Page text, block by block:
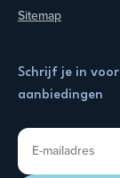
Sitemap
Schrijf je in
aanbiedingen
E-mailadres